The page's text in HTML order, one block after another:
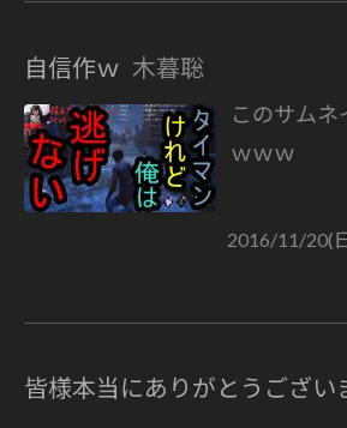
自信作ｗ 木暮聡
このサム
ｗｗｗ
2016/11/20(
皆様本当にありがとうござい